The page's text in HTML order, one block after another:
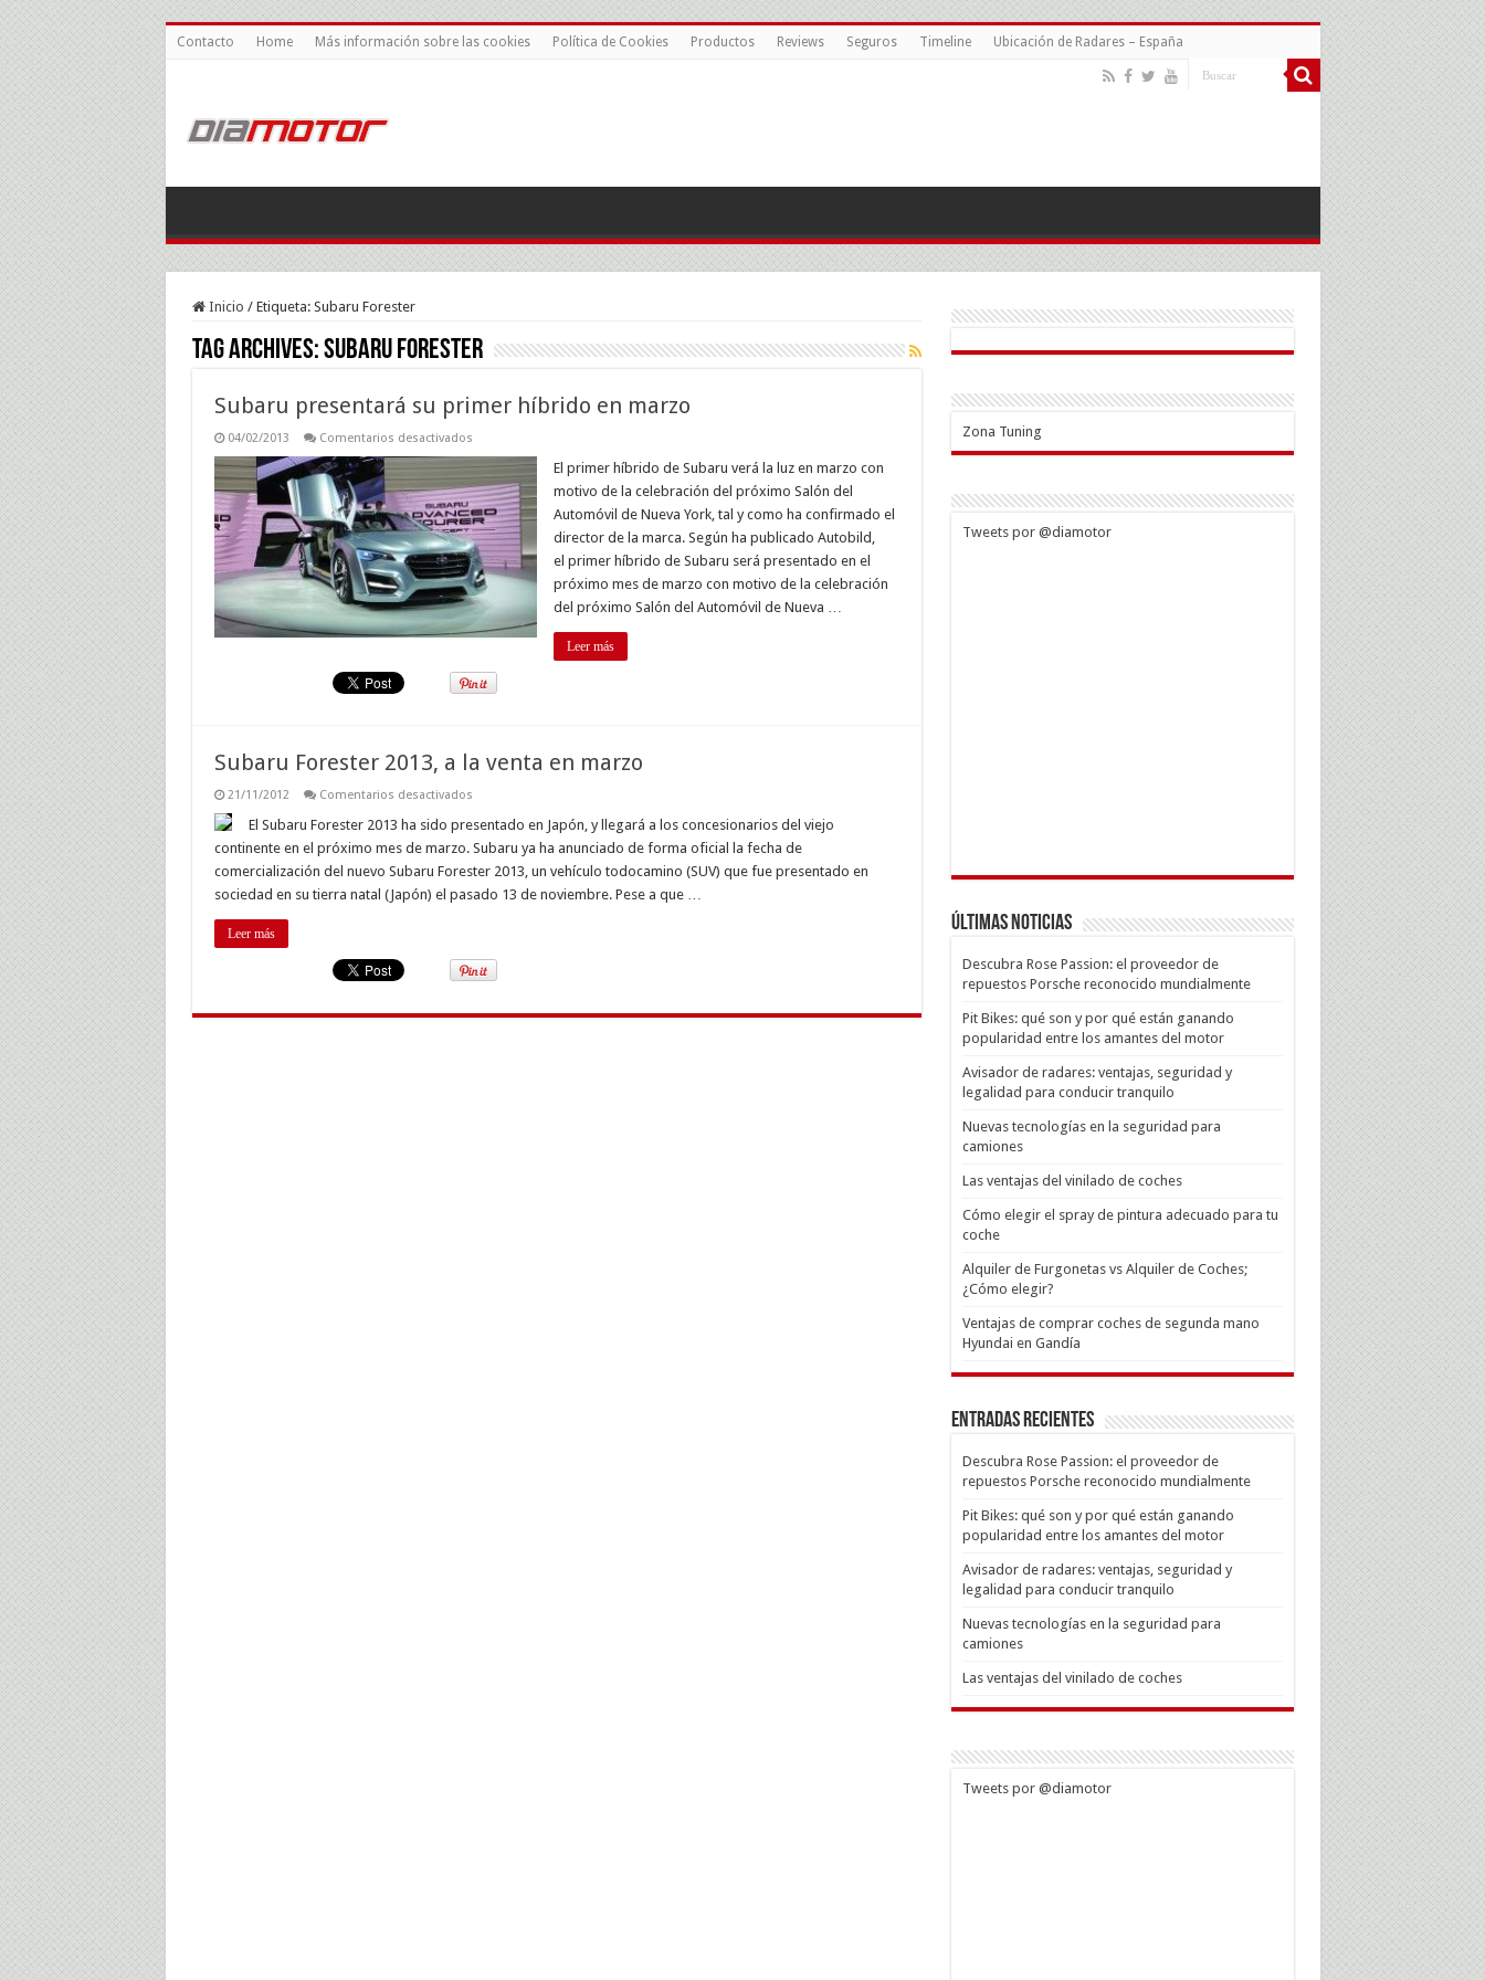
Contacto Home Más información sobre las cookies Política de Cookies Productos Reviews Seguros Timeline Ubicación de Radares – España
Inicio / Etiqueta: Subaru Forester
Tag Archives:Subaru Forester
Subaru presentará su primer híbrido en marzo
04/02/2013 Comentarios desactivadosen
presentará
su
primer
híbrido
en
marzo
El primer híbrido de Subaru verá la luz en marzo con
motivo de la celebración del próximo Salón del
Automóvil de Nueva York, tal y como ha confirmado el
director de la marca. Según ha publicado Autobild,
el primer híbrido de Subaru será presentado en el
próximo mes de marzo con motivo de la celebración
del próximo Salón del Automóvil de Nueva …
Leer más
Subaru Forester 2013, a la venta en marzo
21/11/2012 Comentarios desactivadosen
Forester
a
la
venta
en
El Subaru Forester 2013 ha sido presentado en Japón, y llegará a los concesionarios del viejo
continente en el próximo mes de marzo. Subaru ya ha anunciado de forma oficial la fecha de
comercialización del nuevo Subaru Forester 2013, un vehículo todocamino (SUV) que fue presentado en
sociedad en su tierra natal (Japón) el pasado 13 de noviembre. Pese a que …
Leer más
Zona Tuning
Tweets por @diamotor
Últimas Noticias
Descubra Rose Passion: el proveedor de
repuestos Porsche reconocido mundialmente
Pit Bikes: qué son y por qué están ganando
popularidad entre los amantes del motor
Avisador de radares: ventajas, seguridad y
legalidad para conducir tranquilo
Nuevas tecnologías en la seguridad para
camiones
Las ventajas del vinilado de coches
Cómo elegir el spray de pintura adecuado para tu
coche
Alquiler de Furgonetas vs Alquiler de Coches;
¿Cómo elegir?
Ventajas de comprar coches de segunda mano
Hyundai en Gandía
Entradas recientes
Descubra Rose Passion: el proveedor de
repuestos Porsche reconocido mundialmente
Pit Bikes: qué son y por qué están ganando
popularidad entre los amantes del motor
Avisador de radares: ventajas, seguridad y
legalidad para conducir tranquilo
Nuevas tecnologías en la seguridad para
camiones
Las ventajas del vinilado de coches
Tweets por @diamotor